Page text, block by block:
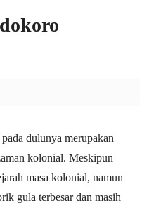
dulunya merupakan
kolonial. Meskipun
masa kolonial, namun
gula terbesar dan masih